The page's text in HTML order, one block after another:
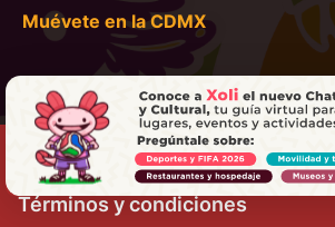
Muévete en la CDMX
Términos y condiciones